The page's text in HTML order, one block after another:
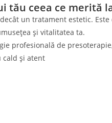
tău ceea ce merită
un tratament estetic. Este
și vitalitatea ta.
profesională de
cald și atent